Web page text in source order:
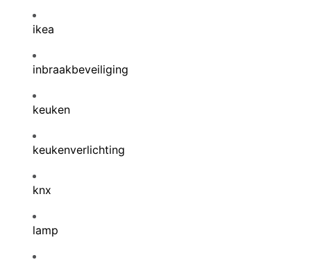
ikea
inbraakbeveiliging
keuken
keukenverlichting
knx
lamp